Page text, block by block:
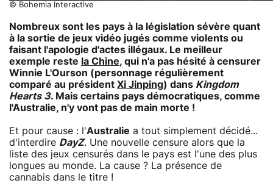
© Bohemia Interactive
Nombreux sont les pays à la législation sévère quant
à la sortie de jeux vidéo jugés comme violents ou
faisant l'apologie d'actes illégaux. Le meilleur
exemple reste la Chine, qui n'a pas hésité à censurer
Winnie L'Ourson (personnage régulièrement
comparé au président Xi Jinping) dans Kingdom
Hearts 3. Mais certains pays démocratiques, comme
l'Australie, n'y vont pas de main morte !
Et pour cause : l'Australie a tout simplement décidé...
d'interdire DayZ. Une nouvelle censure alors que la
liste des jeux censurés dans le pays est l'une des plus
longues au monde. La cause ? La présence de
cannabis dans le titre !